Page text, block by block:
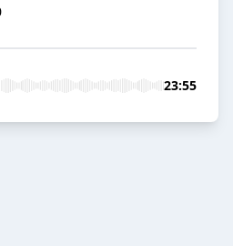
23:55